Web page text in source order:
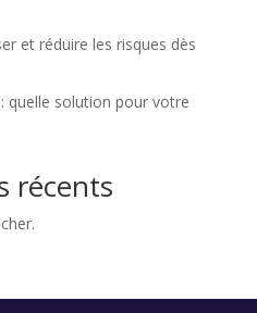
et réduire les risques dès
quelle solution pour votre
récents